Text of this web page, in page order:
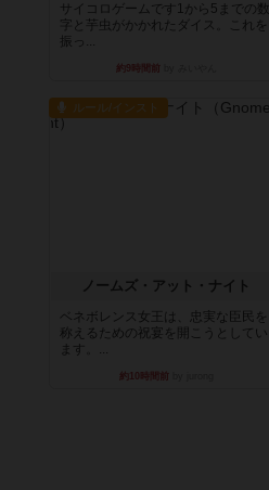
サイコロゲームです1から5までの数
字と芋虫がかかれたダイス。これを
振っ...
約9時間前
ルール/インスト
ノームズ・アット・ナイト
ベネボレンス女王は、忠実な臣民を
称えるための祝宴を開こうとしてい
ます。...
約10時間前